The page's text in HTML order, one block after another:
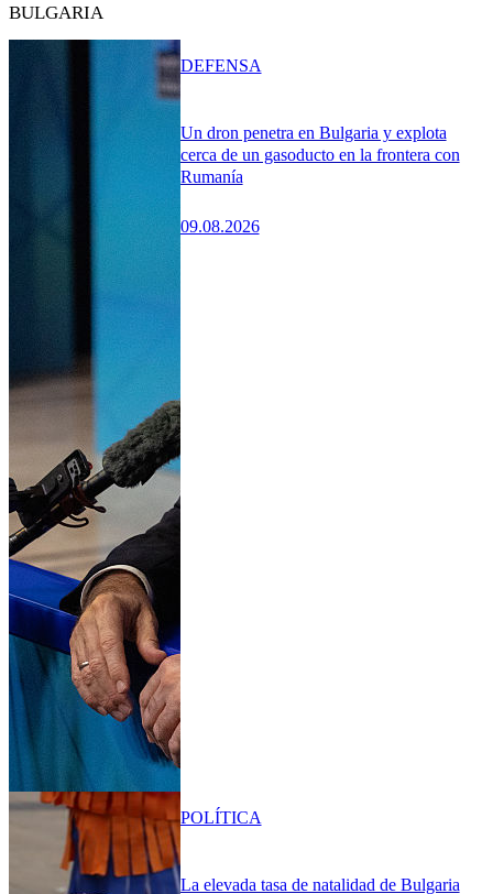
BULGARIA
Un dron penetra en Bulgaria y explota
cerca de un gasoducto en la frontera con
Rumanía
09.08.2026
DEFENSA
La elevada tasa de natalidad de Bulgaria
POLÍTICA